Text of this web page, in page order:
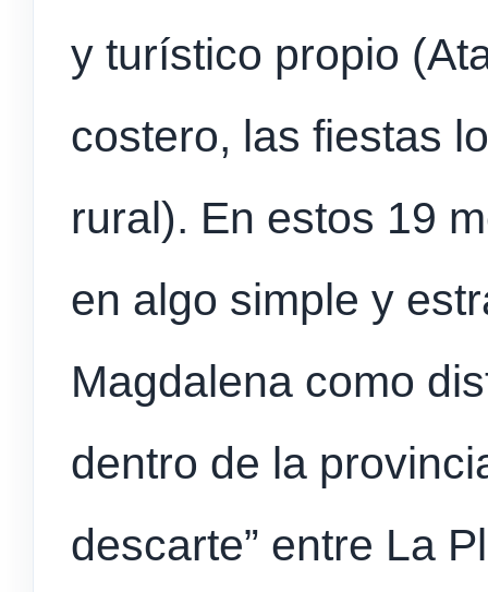
y turístico propio
costero, las fiestas
rural). En estos 19
en algo simple y
Magdalena como
dentro de la
descarte” entre La